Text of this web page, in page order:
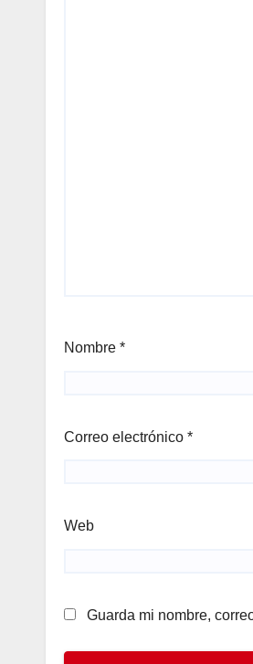
Nombre *
Correo electrónico *
Web
Guarda mi nombre,